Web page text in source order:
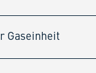
Gaseinheit